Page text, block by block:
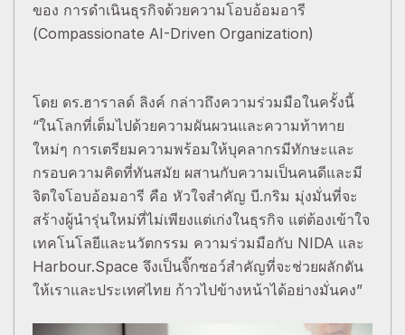
ของ การดำเนินธุรกิจด้วยความโอบอ้อมอารี
(Compassionate AI-Driven Organization)
โดย ดร.ฮาราลด์ ลิงค์ กล่าวถึงความร่วมมือในครั้งนี้
“ในโลกที่เต็มไปด้วยความผันผวนและความท้าทาย
ใหม่ๆ การเตรียมความพร้อมให้บุคลากรมีทักษะและ
กรอบความคิดที่ทันสมัย ผสานกับความเป็นคนดีและมี
จิตใจโอบอ้อมอารี คือ หัวใจสำคัญ บี.กริม มุ่งมั่นที่จะ
สร้างผู้นำรุ่นใหม่ที่ไม่เพียงแต่เก่งในธุรกิจ แต่ต้องเข้าใจ
เทคโนโลยีและนวัตกรรม ความร่วมมือกับ NIDA และ
Harbour.Space จึงเป็นจิ๊กซอว์สำคัญที่จะช่วยผลักดัน
ให้เราและประเทศไทย ก้าวไปข้างหน้าได้อย่างมั่นคง”